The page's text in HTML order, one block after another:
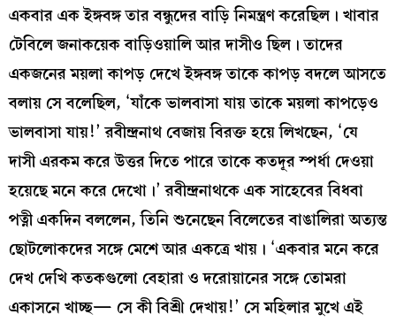
একবার এক ইঙ্গবঙ্গ তার বন্ধুদের বাড়ি নিমন্ত্রণ করেছিল। খাবার
টেবিলে জনাকয়েক বাড়িওয়ালি আর দাসীও ছিল। তাদের
একজনের ময়লা কাপড় দেখে ইঙ্গবঙ্গ তাকে কাপড় বদলে আসতে
বলায় সে বলেছিল, ‘যাঁকে ভালবাসা যায় তাকে ময়লা কাপড়েও
ভালবাসা যায়!’ রবীন্দ্রনাথ বেজায় বিরক্ত হয়ে লিখছেন, ‘যে
দাসী এরকম করে উত্তর দিতে পারে তাকে কতদূর স্পর্ধা দেওয়া
হয়েছে মনে করে দেখো।’ রবীন্দ্রনাথকে এক সাহেবের বিধবা
পত্নী একদিন বললেন, তিনি শুনেছেন বিলেতের বাঙালিরা অত্যন্ত
ছোটলোকদের সঙ্গে মেশে আর একত্রে খায়। ‘একবার মনে করে
দেখ দেখি কতকগুলো বেহারা ও দরোয়ানের সঙ্গে তোমরা
একাসনে খাচ্ছ— সে কী বিশ্রী দেখায়!’ সে মহিলার মুখে এই